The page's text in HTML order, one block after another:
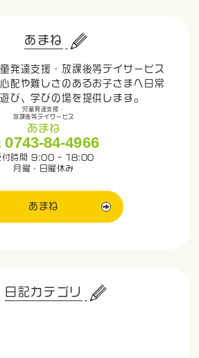
あまね
発達支援・放課後等デイサービス
配や難しさのあるお子さまへ日常
び、学びの場を提供します。
児童発達支援・
放課後等デイサービス
あまね
0743-84-4966
付時間 9:00 - 18:00
月曜・日曜休み
あまね
日記カテゴリ